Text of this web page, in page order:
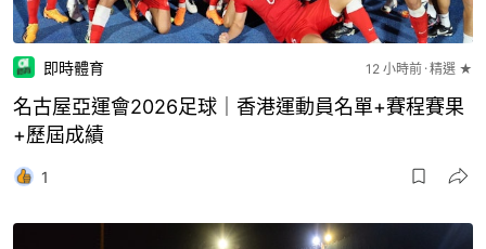
即時體育 12 小時前 精選 ★
+歷屆成績